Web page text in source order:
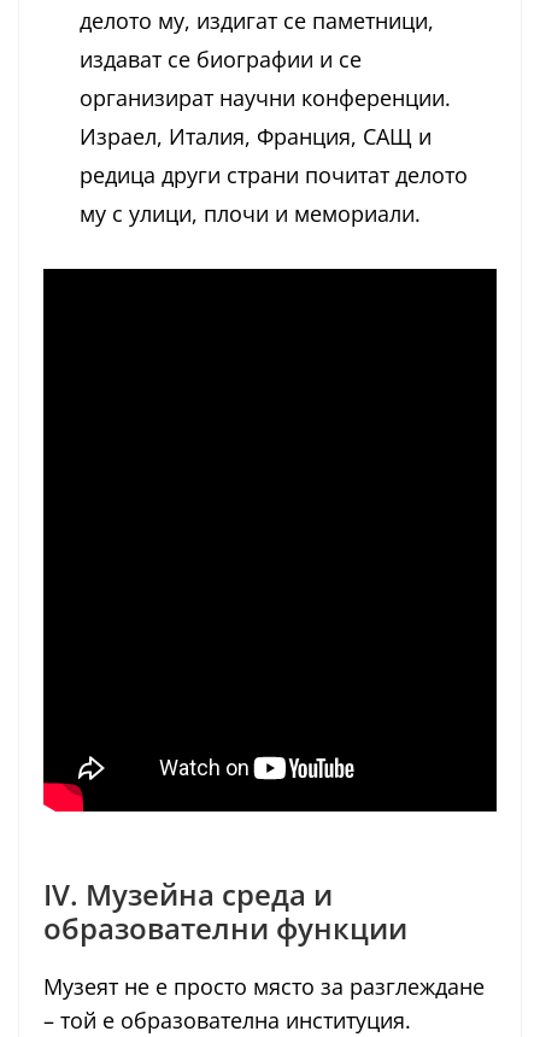
делото му, издигат се паметници,
издават се биографии и се
организират научни конференции.
Израел, Италия, Франция, САЩ и
редица други страни почитат делото
му с улици, плочи и мемориали.
IV. Музейна среда и
образователни функции
Музеят не е просто място за разглеждане
– той е образователна институция.